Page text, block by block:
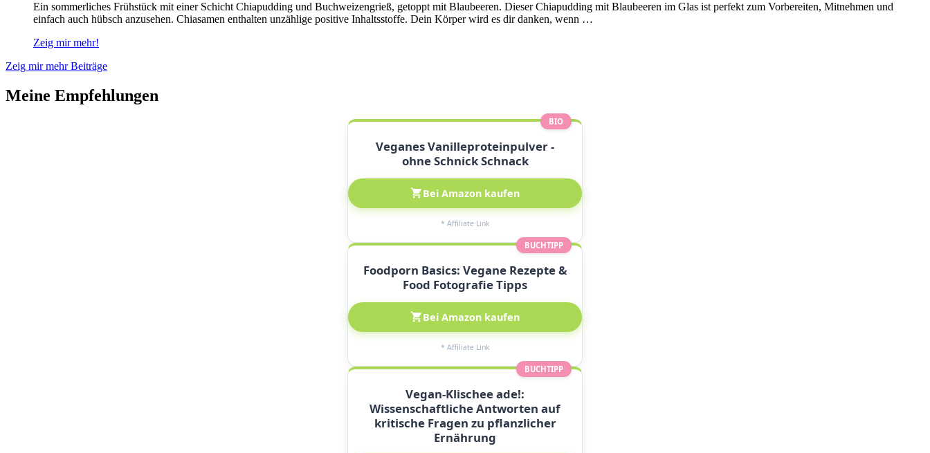
Ein sommerliches Frühstück mit einer Schicht Chiapudding und Buchweizengrieß, getoppt mit Blaubeeren. Dieser Chiapudding mit Blaubeeren im Glas ist perfekt zum Vorbereiten, Mitnehmen und
einfach auch hübsch anzusehen. Chiasamen enthalten unzählige positive Inhaltsstoffe. Dein Körper wird es dir danken, wenn …
Zeig mir mehr!
Zeig mir mehr Beiträge
Meine Empfehlungen
BIO
Veganes Vanilleproteinpulver -
ohne Schnick Schnack
Bei Amazon kaufen
* Affiliate Link
BUCHTIPP
Foodporn Basics: Vegane Rezepte &
Food Fotografie Tipps
Bei Amazon kaufen
* Affiliate Link
BUCHTIPP
Vegan-Klischee ade!:
Wissenschaftliche Antworten auf
kritische Fragen zu pflanzlicher
Ernährung